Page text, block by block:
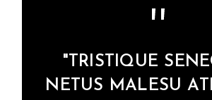
"TRISTIQUE
NETUS MALESU